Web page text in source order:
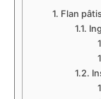
Flan